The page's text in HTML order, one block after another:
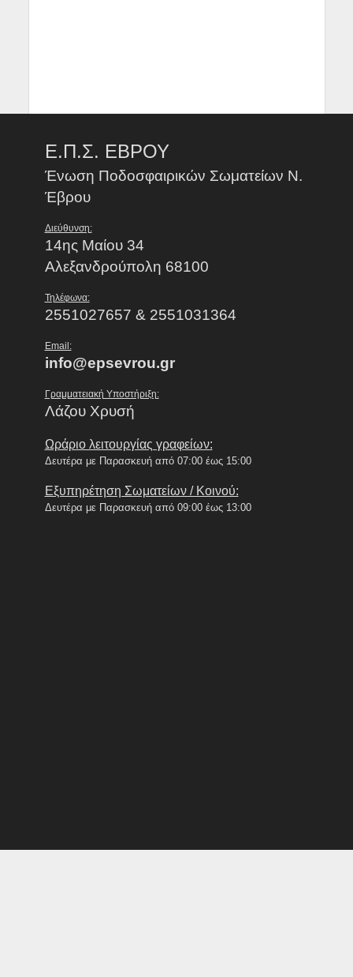
Ε.Π.Σ. ΕΒΡΟΥ
Ένωση Ποδοσφαιρικών Σωματείων Ν.
Έβρου
Διεύθυνση:
14ης Μαίου 34
Αλεξανδρούπολη 68100
Τηλέφωνα:
2551027657 & 2551031364
Email:
info@epsevrou.gr
Γραμματειακή Υποστήριξη:
Λάζου Χρυσή
Ωράριο λειτουργίας γραφείων:
Δευτέρα με Παρασκευή από 07:00 έως 15:00
Εξυπηρέτηση Σωματείων / Κοινού:
Δευτέρα με Παρασκευή από 09:00 έως 13:00